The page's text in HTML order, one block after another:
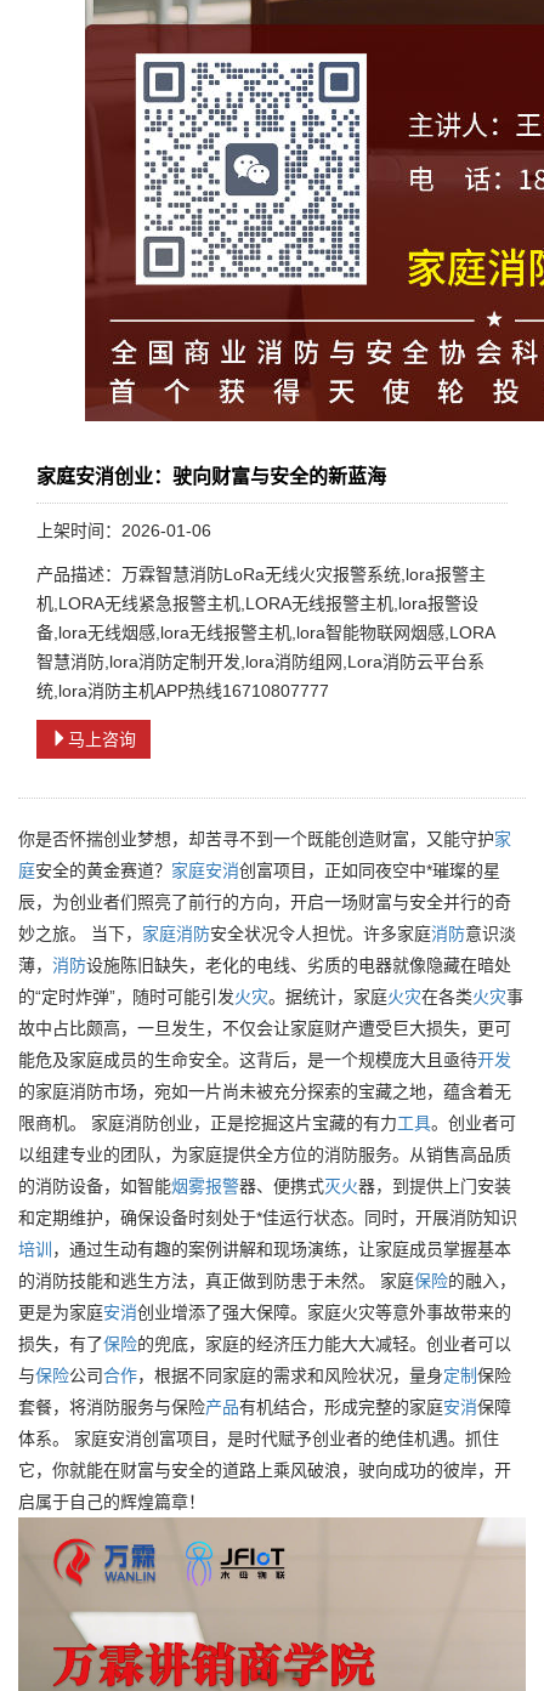
家庭安消创业：驶向财富与安全的新蓝海
上架时间：2026-01-06
产品描述：万霖智慧消防LoRa无线火灾报警系统,lora报警主
机,LORA无线紧急报警主机,LORA无线报警主机,lora报警设
备,lora无线烟感,lora无线报警主机,lora智能物联网烟感,LORA
智慧消防,lora消防定制开发,lora消防组网,Lora消防云平台系
统,lora消防主机APP热线16710807777
马上咨询
你是否怀揣创业梦想，却苦寻不到一个既能创造财富，又能守护家
庭安全的黄金赛道？ 家庭安消创富项目，正如同夜空中*璀璨的星
辰，为创业者们照亮了前行的方向，开启一场财富与安全并行的奇
妙之旅。 当下， 家庭消防安全状况令人担忧。许多家庭消防意识淡
薄， 消防设施陈旧缺失，老化的电线、劣质的电器就像隐藏在暗处
的“定时炸弹”，随时可能引发火灾。据统计，家庭火灾在各类火灾事
故中占比颇高，一旦发生，不仅会让家庭财产遭受巨大损失，更可
能危及家庭成员的生命安全。这背后，是一个规模庞大且亟待开发
的家庭消防市场，宛如一片尚未被充分探索的宝藏之地，蕴含着无
限商机。 家庭消防创业，正是挖掘这片宝藏的有力工具。创业者可
以组建专业的团队，为家庭提供全方位的消防服务。从销售高品质
的消防设备，如智能烟雾报警器、便携式灭火器，到提供上门安装
和定期维护，确保设备时刻处于*佳运行状态。同时，开展消防知识
培训 ，通过生动有趣的案例讲解和现场演练，让家庭成员掌握基本
的消防技能和逃生方法，真正做到防患于未然。 家庭保险的融入，
更是为家庭安消创业增添了强大保障。家庭火灾等意外事故带来的
损失，有了保险的兜底，家庭的经济压力能大大减轻。创业者可以
与保险公司合作，根据不同家庭的需求和风险状况，量身定制保险
套餐，将消防服务与保险产品有机结合，形成完整的家庭安消保障
体系。 家庭安消创富项目，是时代赋予创业者的绝佳机遇。抓住
它，你就能在财富与安全的道路上乘风破浪，驶向成功的彼岸，开
启属于自己的辉煌篇章！